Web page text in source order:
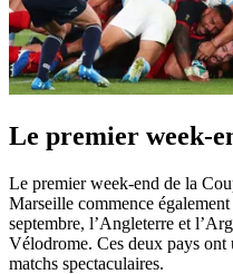
Le premier week-
Le premier week-end de la
Marseille commence
septembre, l’Angleterre et
Vélodrome. Ces deux pays
matchs spectaculaires.